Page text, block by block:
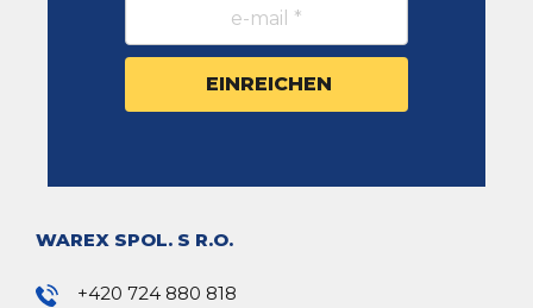
WAREX SPOL. S R.O.
+420 724 880 818